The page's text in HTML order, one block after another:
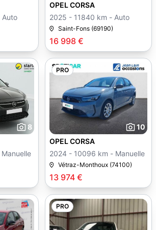
2025 - 10854 km - Auto
16 998 €
OPEL CORSA
2025 - 11840 km - Auto
Saint-Fons (69190)
8
2023 - 15789 km - Manuelle
PRO
10
13 974 €
OPEL CORSA
2024 - 10096 km - Manuelle
Vétraz-Monthoux (74100)
PRO